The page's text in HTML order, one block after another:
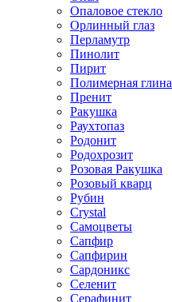
Опаловое стекло
Орлинный глаз
Перламутр
Пинолит
Пирит
Полимерная глина
Пренит
Ракушка
Раухтопаз
Родонит
Родохрозит
Розовая Ракушка
Розовый кварц
Рубин
Сrystal
Самоцветы
Сапфир
Сапфирин
Сардоникс
Селенит
Серафинит